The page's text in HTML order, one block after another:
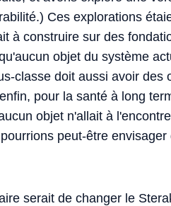
Ces explorations
à construire sur des
objet du système
classe doit aussi avoir des
pour la santé à long
objet n'allait à
peut-être envisager
serait de changer le